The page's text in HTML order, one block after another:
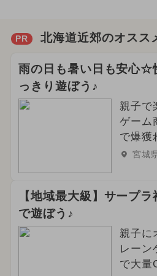
PR 北海道近郊のオスス
雨の日も暑い日も安心☆
っきり遊ぼう♪
親子で
ゲーム
で爆獲
宮城
【地域最大級】サープ
で遊ぼう♪
親子に
レーン
で大量